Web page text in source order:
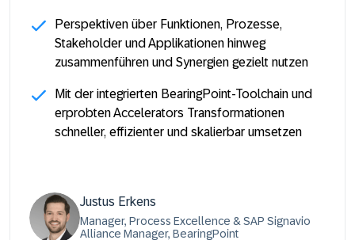
Perspektiven über Funktionen, Prozesse,
Stakeholder und Applikationen hinweg
zusammenführen und Synergien gezielt nutzen
Mit der integrierten BearingPoint-Toolchain und
erprobten Accelerators Transformationen
schneller, effizienter und skalierbar umsetzen
Justus Erkens
Manager, Process Excellence & SAP Signavio
Alliance Manager, BearingPoint